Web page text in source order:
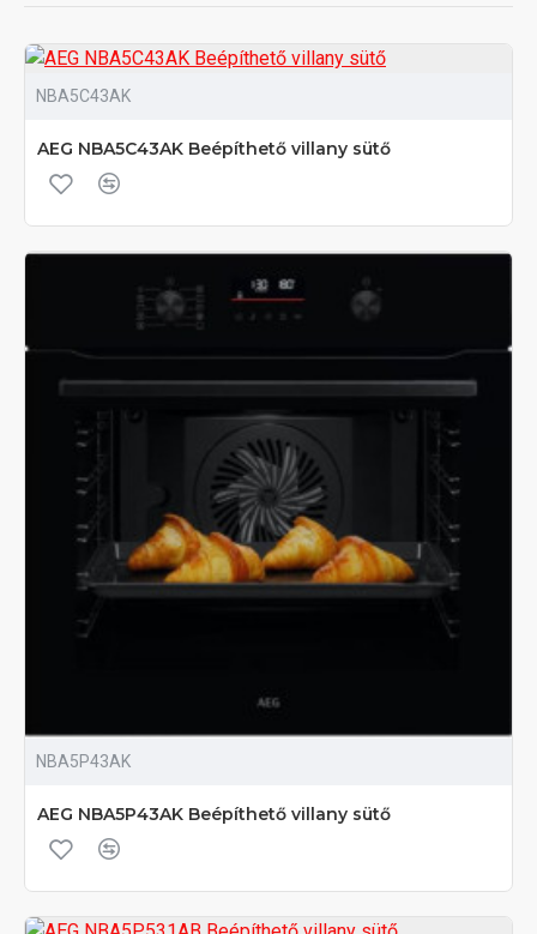
NBA5C43AK
AEG NBA5C43AK Beépíthető villany sütő
NBA5P43AK
AEG NBA5P43AK Beépíthető villany sütő